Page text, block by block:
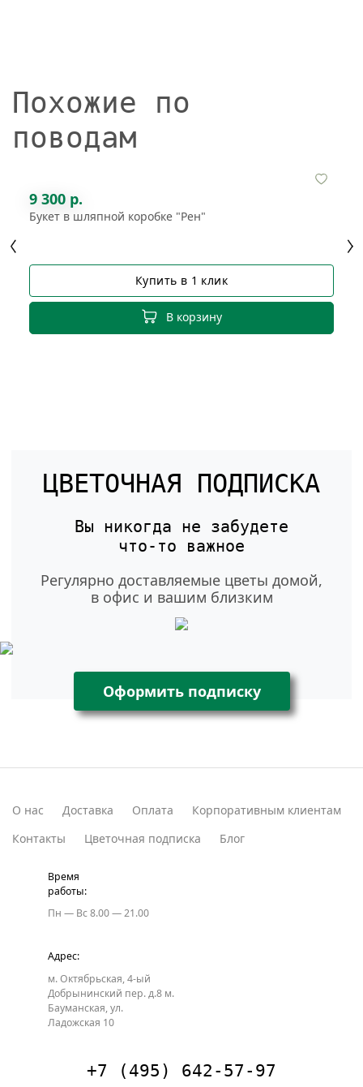
Похожие по
поводам
9 300 р.
Букет в шляпной коробке "Рен"
Купить в 1 клик
В корзину
ЦВЕТОЧНАЯ ПОДПИСКА
Вы никогда не забудете
что-то важное
Регулярно доставляемые цветы домой,
в офис и вашим близким
Оформить подписку
О нас Доставка Оплата
Корпоративным клиентам
Контакты
Цветочная подписка Блог
Время
работы:
Пн — Вс8.00 — 21.00
Адрес:
м. Октябрьская, 4-ый
Добрынинский пер. д.8м.
Бауманская, ул.
Ладожская 10
+7 (495) 642-57-97